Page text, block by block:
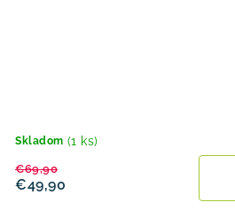
Skladom (1 ks)
€49,90
€69,90